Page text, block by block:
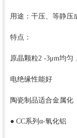
用途：干压、等静压
特点：
原晶颗粒2 -3μm均匀
电绝缘性能好
陶瓷制品适合金属化
● CC系列α-氧化铝